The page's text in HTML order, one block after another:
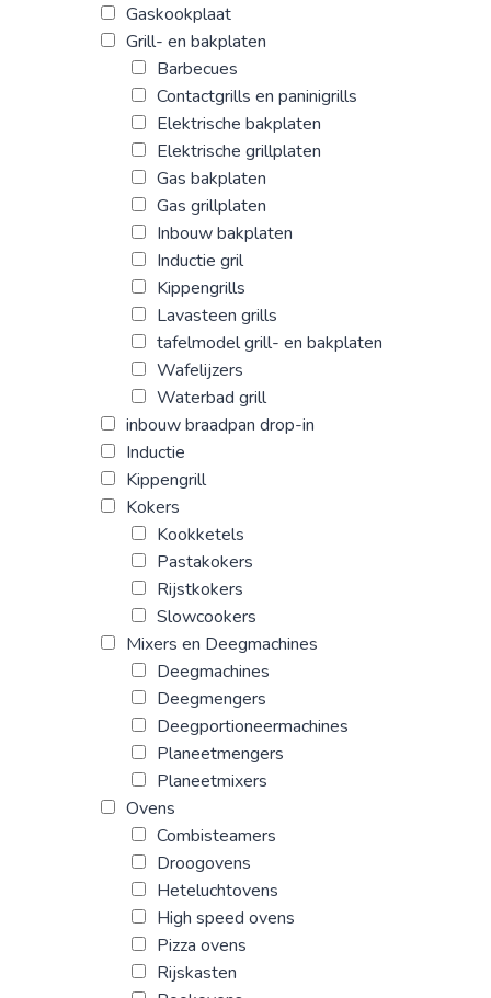
Gaskookplaat
Grill- en bakplaten
Barbecues
Contactgrills en paninigrills
Elektrische bakplaten
Elektrische grillplaten
Gas bakplaten
Gas grillplaten
Inbouw bakplaten
Inductie gril
Kippengrills
Lavasteen grills
tafelmodel grill- en bakplaten
Wafelijzers
Waterbad grill
inbouw braadpan drop-in
Inductie
Kippengrill
Kokers
Kookketels
Pastakokers
Rijstkokers
Slowcookers
Mixers en Deegmachines
Deegmachines
Deegmengers
Deegportioneermachines
Planeetmengers
Planeetmixers
Ovens
Combisteamers
Droogovens
Heteluchtovens
High speed ovens
Pizza ovens
Rijskasten